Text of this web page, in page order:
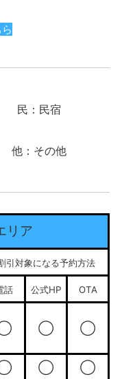
民：民宿
他：その他
リア
引対象になる予約方法
話 公式HP OTA
◯ ◯
◯ ◯